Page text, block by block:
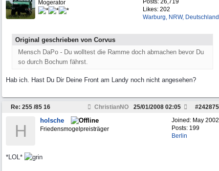
Posts: 26,719
Likes: 202
Warburg, NRW, Deutschland
Mogerator
Original geschrieben von Corvus
Mensch DaPo - Du wolltest die Ramme doch abmachen bevor Du
so durch Bochum fährst.
Hab ich. Hast Du Dir Deine Front am Landy noch nicht angesehen?
Re: 255 /85 16 ChristianNO #242875
25/01/2008 02:05
Joined: May 2002
Posts: 199
Berlin
H
holsche
Friedensmogelpreisträger
*LOL*